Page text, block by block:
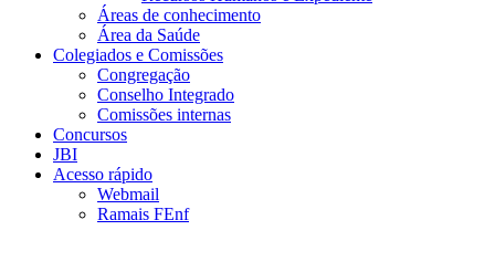
Áreas de conhecimento
Área da Saúde
Colegiados e Comissões
Congregação
Conselho Integrado
Comissões internas
Concursos
JBI
Acesso rápido
Webmail
Ramais FEnf